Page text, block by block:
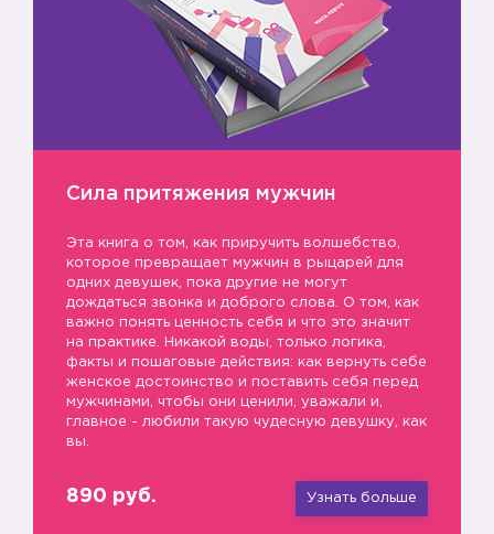
Сила притяжения мужчин
Эта книга о том, как приручить волшебство,
которое превращает мужчин в рыцарей для
одних девушек, пока другие не могут
дождаться звонка и доброго слова. О том, как
важно понять ценность себя и что это значит
на практике. Никакой воды, только логика,
факты и пошаговые действия: как вернуть себе
женское достоинство и поставить себя перед
мужчинами, чтобы они ценили, уважали и,
главное - любили такую чудесную девушку, как
вы.
890 руб. Узнать больше